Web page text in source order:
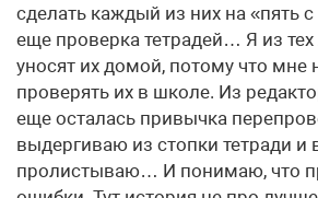
сделать каждый из них на «пять
еще проверка тетрадей… Я из
уносят их домой, потому что мне
проверять их в школе. Из
еще осталась привычка
выдергиваю из стопки тетради и
пролистываю… И понимаю, что